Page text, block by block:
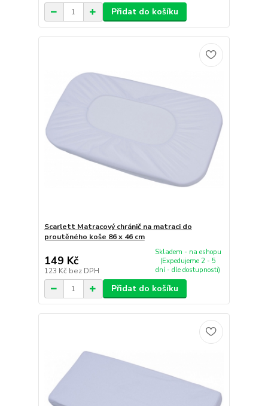
Přidat do košíku
Scarlett Matracový chránič na matraci do
proutěného koše 86 x 46 cm
149 Kč
123 Kč bez DPH
Skladem - na eshopu
(Expedujeme 2 - 5
dní - dle dostupnosti)
Přidat do košíku